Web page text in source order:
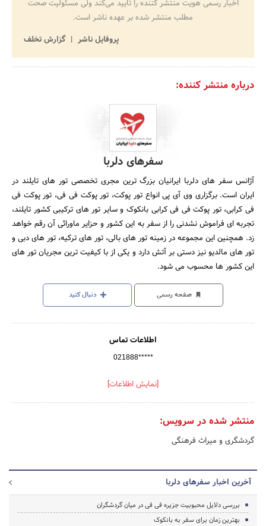
اخبار رسمی هویت منتشر کننده را تایید می‌کند ولی مسئولیت صحت
مطلب منتشر شده بر عهده ناشر است.
پروفایل ناشر
گزارش تخلف
درباره منتشر کننده:
سفرهای دلربا
آژانس سفر های دلربا ایرانیان بزرگ ترین مجری تخصصی تور های تایلند در
ایران است. برگزاری وی آی پی انواع تور پوکت، تور پوکت فی فی، تور پوکت فی
فی کرابی، تور پوکت فی فی کرابی بانکوک و سایر تور های ترکیبی کشور تایلند،
تجربه ای فراموش نشدنی را از سفر به این کشور و حزایر ماورائی آن رقم خواهد
زد. همچنین این مجموعه در زمینه تور های بالی، تور های ترکیه، تور های دبی و
تور های مالدیو نیز دستی بر آتش دارد و یکی از با کیفیت ترین مجریان تور های
این کشور ها محسوب می شود.
صفحه رسمی دنبال کنید
اطلاعات تماس
021888*****
[نمایش اطلاعات]
منتشر شده در سرویس:
گردشگری و میراث فرهنگی
آخرین اخبار سفرهای دلربا
بررسی دلایل محبوبیت جزیره فی فی در میان گردشگران
بهترین زمان برای سفر به بانکوک